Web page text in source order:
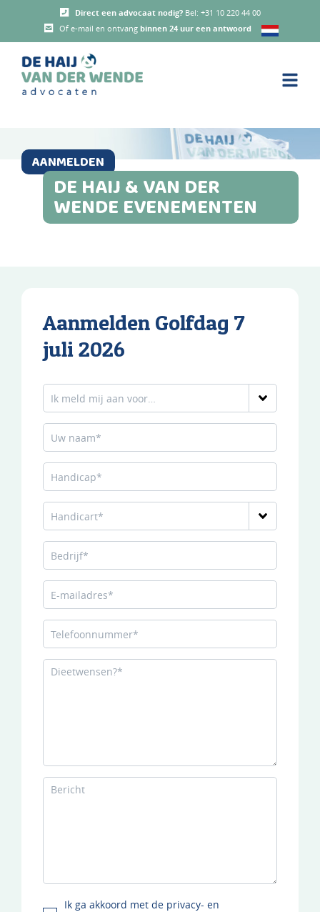
Direct een advocaat nodig? Bel: +31 10 220 44 00
Of e-mail en ontvang binnen 24 uur een antwoord
AANMELDEN
DE HAIJ & VAN DER
WENDE EVENEMENTEN
Aanmelden Golfdag 7
juli 2026
Ik ga akkoord met de privacy- en